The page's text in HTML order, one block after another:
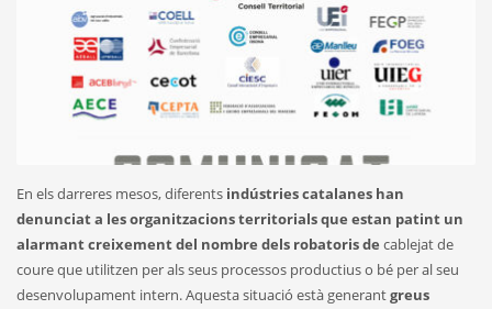
En els darreres mesos, diferents indústries catalanes han
denunciat a les organitzacions territorials que estan patint un
alarmant creixement del nombre dels robatoris de cablejat de
coure que utilitzen per als seus processos productius o bé per al seu
desenvolupament intern. Aquesta situació està generantgreus